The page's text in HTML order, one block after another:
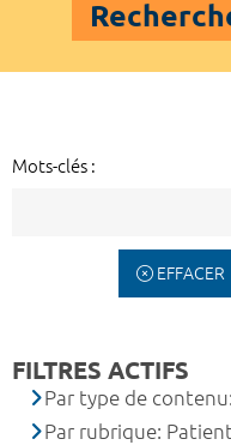
Mots-clés :
EFFACER
FILTRES ACTIFS
Par type de
Par rubrique: